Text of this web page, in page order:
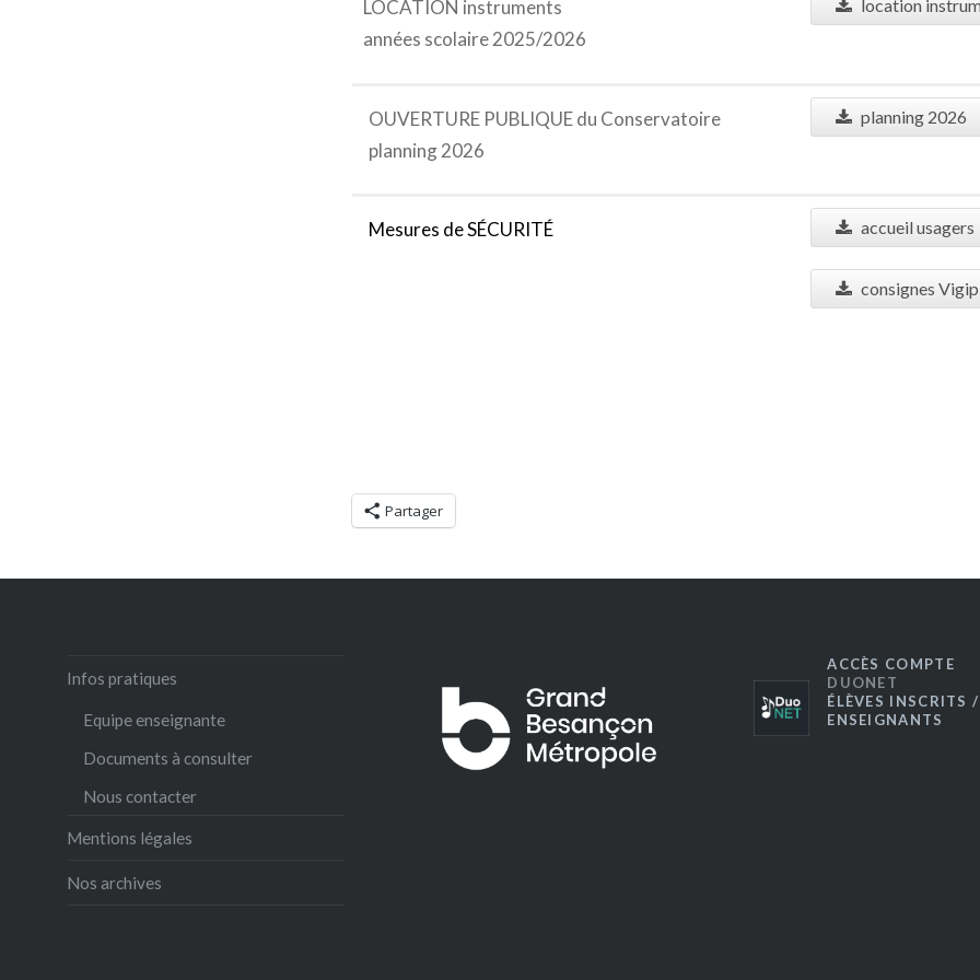
LOCATION instruments
années scolaire 2025/2026
location
OUVERTURE PUBLIQUE du Conservatoire
planning 2026
planning 2026
Mesures de SÉCURITÉ accueil usagers
consignes
Partager
Infos pratiques
Equipe enseignante
Documents à consulter
Nous contacter
Mentions légales
Nos archives
ACCÈS COMPTE
DUONET
ÉLÈVES INSCRITS /
ENSEIGNANTS